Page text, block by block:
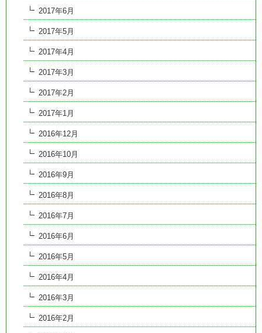
2017年6月
2017年5月
2017年4月
2017年3月
2017年2月
2017年1月
2016年12月
2016年10月
2016年9月
2016年8月
2016年7月
2016年6月
2016年5月
2016年4月
2016年3月
2016年2月